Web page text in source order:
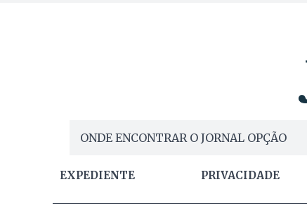
ONDE ENCONTRAR O JORNAL OPÇÃO
EXPEDIENTE PRIVACIDADE